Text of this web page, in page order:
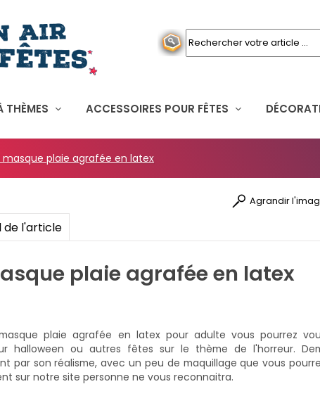
THÈMES ACCESSOIRES POUR FÊTES
plaie agrafée en latex
Agrandir
de l'article
plaie agrafée en latex
plaie agrafée en latex pour adulte vous pourrez
halloween ou autres fêtes sur le thème de l'horreur.
par son réalisme, avec un peu de maquillage que vous
sur notre site personne ne vous reconnaitra.